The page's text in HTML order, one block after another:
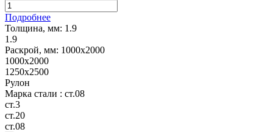
Подробнее
Толщина, мм: 1.9
1.9
Раскрой, мм: 1000х2000
1000х2000
1250х2500
Рулон
Марка стали : ст.08
ст.3
ст.20
ст.08